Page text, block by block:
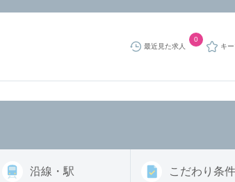
最近見た求人
0
キ
沿線・駅 こだわり 条件